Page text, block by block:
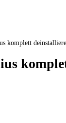
komplett